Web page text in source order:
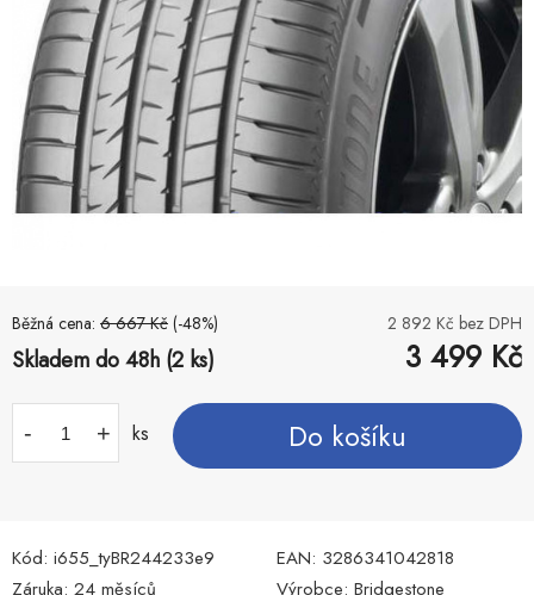
Běžná cena: 6 667 Kč (-48%) 2 892 Kč bez DPH
Skladem do 48h (2 ks) 3 499 Kč
- + ks Do košíku
Kód: i655_tyBR244233e9 EAN: 3286341042818
Záruka: 24 měsíců Výrobce: Bridgestone